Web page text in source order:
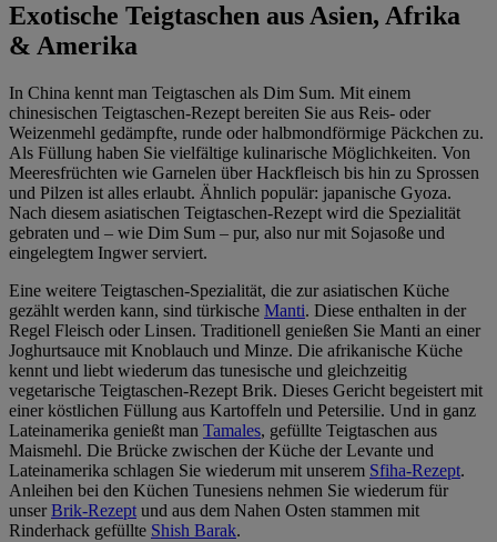
Exotische Teigtaschen aus Asien, Afrika
& Amerika
In China kennt man Teigtaschen als Dim Sum. Mit einem
chinesischen Teigtaschen-Rezept bereiten Sie aus Reis- oder
Weizenmehl gedämpfte, runde oder halbmondförmige Päckchen zu.
Als Füllung haben Sie vielfältige kulinarische Möglichkeiten. Von
Meeresfrüchten wie Garnelen über Hackfleisch bis hin zu Sprossen
und Pilzen ist alles erlaubt. Ähnlich populär: japanische Gyoza.
Nach diesem asiatischen Teigtaschen-Rezept wird die Spezialität
gebraten und – wie Dim Sum – pur, also nur mit Sojasoße und
eingelegtem Ingwer serviert.
Eine weitere Teigtaschen-Spezialität, die zur asiatischen Küche
gezählt werden kann, sind türkische Manti. Diese enthalten in der
Regel Fleisch oder Linsen. Traditionell genießen Sie Manti an einer
Joghurtsauce mit Knoblauch und Minze. Die afrikanische Küche
kennt und liebt wiederum das tunesische und gleichzeitig
vegetarische Teigtaschen-Rezept Brik. Dieses Gericht begeistert mit
einer köstlichen Füllung aus Kartoffeln und Petersilie. Und in ganz
Lateinamerika genießt man Tamales, gefüllte Teigtaschen aus
Maismehl. Die Brücke zwischen der Küche der Levante und
Lateinamerika schlagen Sie wiederum mit unserem Sfiha-Rezept.
Anleihen bei den Küchen Tunesiens nehmen Sie wiederum für
unser Brik-Rezept und aus dem Nahen Osten stammen mit
Rinderhack gefüllte Shish Barak.